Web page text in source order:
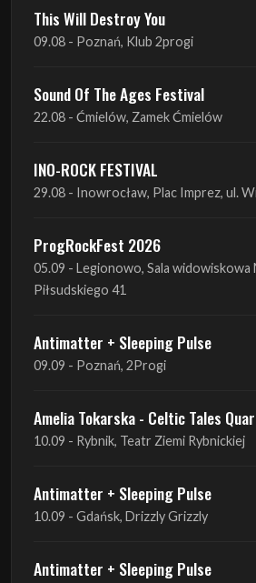
This Will Destroy You
09.08 - Poznań, Klub 2progi
Sound Of The Ages Festival
22.08 - Ćmielów, Zamek Ćmielów
INO-ROCK FESTIVAL
29.08 - Inowrocław, Plac Imprez, ul.
ProgRockFest 2026
05.09 - Legionowo, Sala widowiskowa
Piłsudskiego 41
Antimatter + Sleeping Pulse
09.09 - Poznań, 2Progi
Amelia Tokarska - Celtic Tales
10.09 - Rybnik, Teatr Ziemi Rybnickiej
Antimatter + Sleeping Pulse
10.09 - Gdańsk, Drizzly Grizzly
Antimatter + Sleeping Pulse